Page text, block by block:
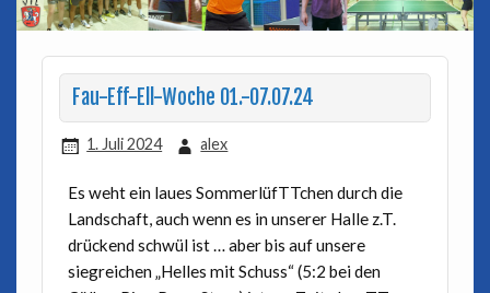
Fau-Eff-Ell-Woche 01.-07.07.24
1. Juli 2024 alex
Es weht ein laues SommerlüfTTchen durch die
Landschaft, auch wenn es in unserer Halle z.T.
drückend schwül ist … aber bis auf unsere
siegreichen „Helles mit Schuss“ (5:2 bei den